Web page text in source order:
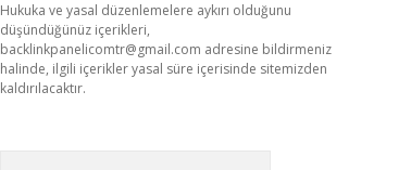
Hukuka ve yasal düzenlemelere aykırı olduğunu
düşündüğünüz içerikleri,
backlinkpanelicomtr@gmail.com adresine bildirmeniz
halinde, ilgili içerikler yasal süre içerisinde sitemizden
kaldırılacaktır.